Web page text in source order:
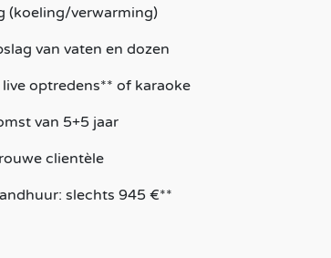
(koeling/verwarming)
van vaten en dozen
optredens** of karaoke
van 5+5 jaar
clientèle
slechts 945 €**